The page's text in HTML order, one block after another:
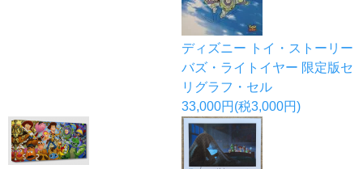
ディズニー トイ・ストーリー
バズ・ライトイヤー 限定版セ
リグラフ・セル
33,000円(税3,000円)